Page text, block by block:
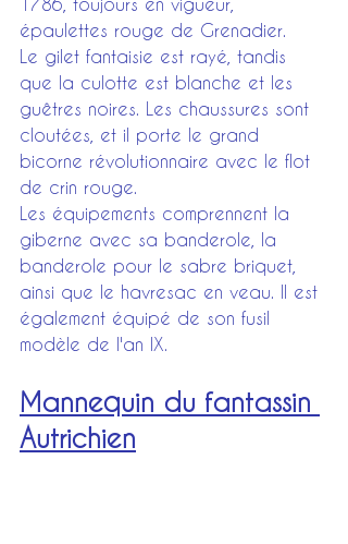
épaulettes rouge de Grenadier.
Le gilet fantaisie est rayé, tandis
que la culotte est blanche et les
guêtres noires. Les chaussures sont
cloutées, et il porte le grand
bicorne révolutionnaire avec le flot
de crin rouge.
Les équipements comprennent la
giberne avec sa banderole, la
banderole pour le sabre briquet,
ainsi que le havresac en veau. Il est
également équipé de son fusil
modèle de l'an IX.
Mannequin du fantassin
Autrichien